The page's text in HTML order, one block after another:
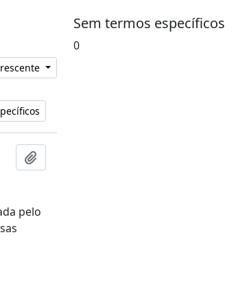
pelo
Sem termos específicos
0